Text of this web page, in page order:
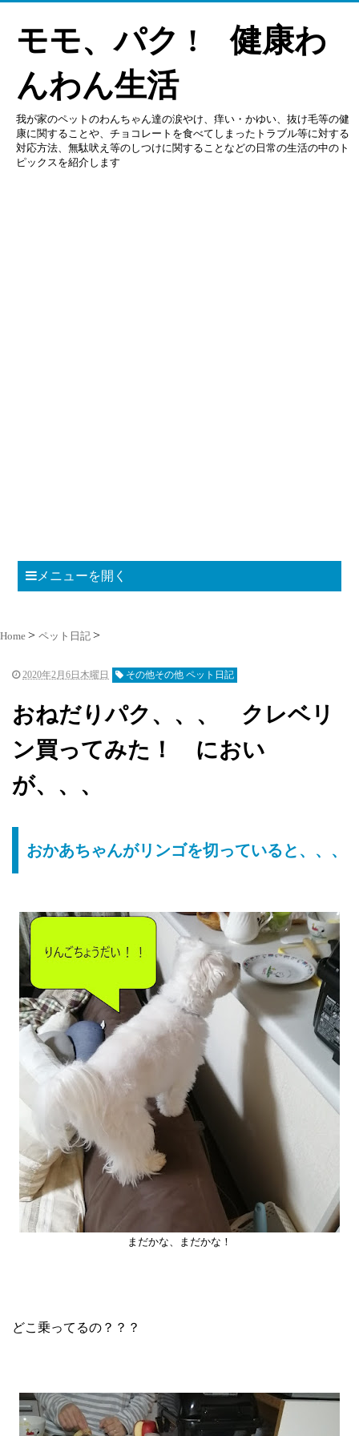
モモ、パク ! 健康わ
んわん生活
我が家のペットのわんちゃん達の涙やけ、痒い・かゆい、抜け毛等の健
康に関することや、チョコレートを食べてしまったトラブル等に対する
対応方法、無駄吠え等のしつけに関することなどの日常の生活の中のト
ピックスを紹介します
メニューを開く
Home ペット日記
2020年2月6日木曜日 その他その他 ペット日記
おねだりパク、、、 クレベリ
ン買ってみた！ におい
が、、、
おかあちゃんがリンゴを切っていると、、、
まだかな、まだかな！
どこ乗ってるの？？？